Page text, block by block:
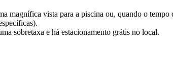
magnífica vista para a piscina ou, quando o
sobretaxa e há estacionamento grátis no local.